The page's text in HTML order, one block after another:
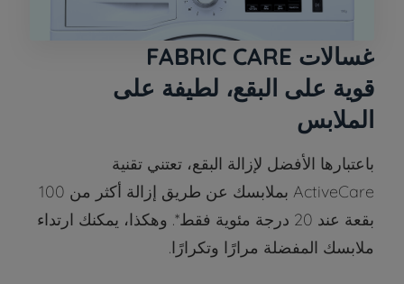
غسالات FABRIC CARE
قوية على البقع، لطيفة على
الملابس
باعتبارها الأفضل لإزالة البقع، تعتني تقنية
ActiveCare بملابسك عن طريق إزالة أكثر من 100
بقعة عند 20 درجة مئوية فقط*. وهكذا، يمكنك ارتداء
ملابسك المفضلة مرارًا وتكرارًا.